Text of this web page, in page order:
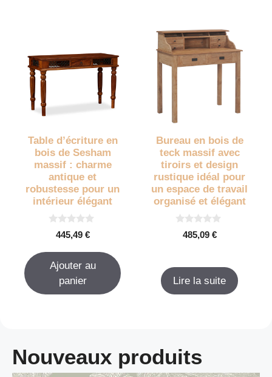
Table d’écriture en
bois de Sesham
massif : charme
antique et
robustesse pour un
intérieur élégant
s
5
445,49 €
Ajouter au
panier
Bureau en bois de
teck massif avec
tiroirs et design
rustique idéal pour
un espace de travail
organisé et élégant
s485,09 €
Lire la suite
Nouveaux produits